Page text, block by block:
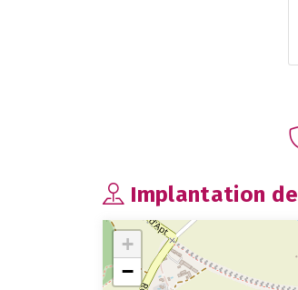
Implantation
+
−